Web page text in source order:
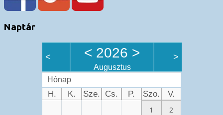
Naptár
< < 2026 >
Augusztus
>
Hónap
H. K. Sze. Cs. P. Szo.
V.
1
2